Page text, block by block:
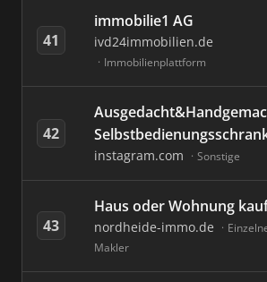
41
immobilie1 AG
ivd24immobilien.de
Immobilienplattform
42
instagram.com Sonstige
43
Haus oder Wohnung
nordheide-immo.de
Makler